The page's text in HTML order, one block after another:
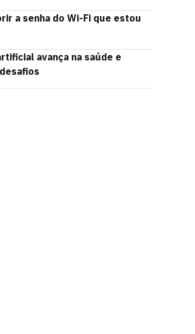
a senha do Wi-Fi que estou
avança na saúde e